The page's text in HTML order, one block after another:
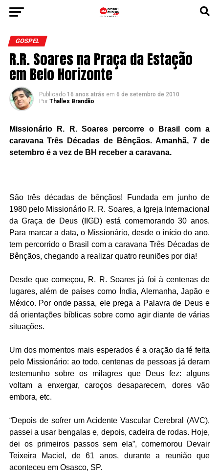
GOSPEL
R.R. Soares na Praça da Estação
em Belo Horizonte
Publicado 16 anos atrás em 6 de setembro de 2010
Por Thalles Brandão
Missionário R. R. Soares percorre o Brasil com a
caravana Três Décadas de Bênçãos. Amanhã, 7 de
setembro é a vez de BH receber a caravana.
São três décadas de bênçãos! Fundada em junho de
1980 pelo Missionário R. R. Soares, a Igreja Internacional
da Graça de Deus (IIGD) está comemorando 30 anos.
Para marcar a data, o Missionário, desde o início do ano,
tem percorrido o Brasil com a caravana Três Décadas de
Bênçãos, chegando a realizar quatro reuniões por dia!
Desde que começou, R. R. Soares já foi à centenas de
lugares, além de países como Índia, Alemanha, Japão e
México. Por onde passa, ele prega a Palavra de Deus e
dá orientações bíblicas sobre como agir diante de várias
situações.
Um dos momentos mais esperados é a oração da fé feita
pelo Missionário: ao todo, centenas de pessoas já deram
testemunho sobre os milagres que Deus fez: alguns
voltam a enxergar, caroços desaparecem, dores vão
embora, etc.
“Depois de sofrer um Acidente Vascular Cerebral (AVC),
passei a usar bengalas e, depois, cadeira de rodas. Hoje,
dei os primeiros passos sem ela”, comemorou Devair
Teixeira Maciel, de 61 anos, durante a reunião que
aconteceu em Osasco, SP.